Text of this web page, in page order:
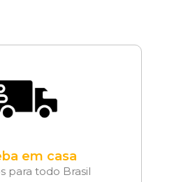
em casa
para todo Brasil